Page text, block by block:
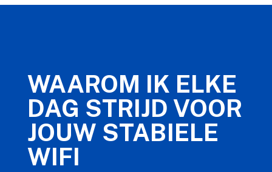
WAAROM IK ELKE
DAG STRIJD VOOR
JOUW STABIELE
WIFI